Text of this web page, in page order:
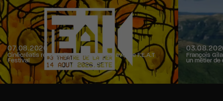
07.08.2026
Cinécréatis renouvelle son partenariat avec le F.E.A.T
Festival
François
un métier de